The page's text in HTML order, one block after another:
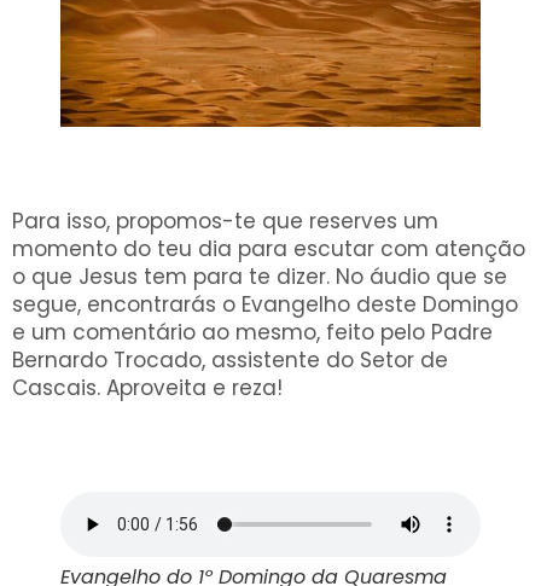
Para isso, propomos-te que reserves um
momento do teu dia para escutar com atenção
o que Jesus tem para te dizer. No áudio que se
segue, encontrarás o Evangelho deste Domingo
e um comentário ao mesmo, feito pelo Padre
Bernardo Trocado, assistente do Setor de
Cascais. Aproveita e reza!
Evangelho do 1º Domingo da Quaresma